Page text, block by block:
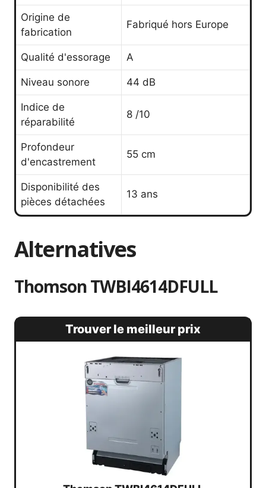
Origine de
fabrication
Fabriqué hors Europe
Qualité d'essorage A
Niveau sonore 44 dB
Indice de
réparabilité
8 /10
Profondeur
d'encastrement
55 cm
Disponibilité des
pièces détachées
13 ans
Alternatives
Thomson TWBI4614DFULL
Trouver le meilleur prix